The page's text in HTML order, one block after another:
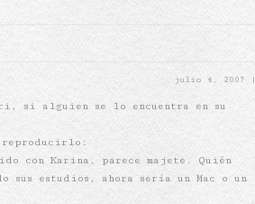
julio 4, 2007 |
si alguien se lo encuentra en su
reproducirlo:
con Karina, parece majete. Quién
sus estudios, ahora sería un Mac o un